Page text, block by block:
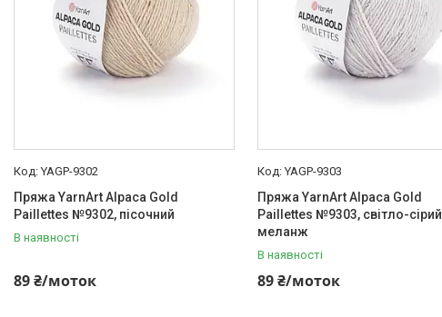
YAGP-9302
Пряжа YarnArt Alpaca Gold
Paillettes №9302, пісочний
В наявності
89 ₴/моток
YAGP-9303
Пряжа YarnArt Alpaca Gold
Paillettes №9303, світло-сірий
меланж
В наявності
89 ₴/моток